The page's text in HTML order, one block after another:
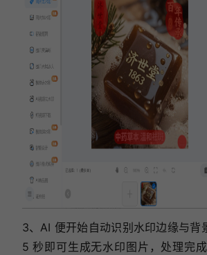
3、AI 便开始自动识别水印边缘与背
5 秒即可生成无水印图片，处理完